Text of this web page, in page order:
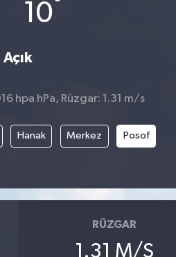
10°
Açık
hpa hPa, Rüzgar: 1.31 m/s
Hanak Merkez Posof
RÜZGAR
1.31 M/S